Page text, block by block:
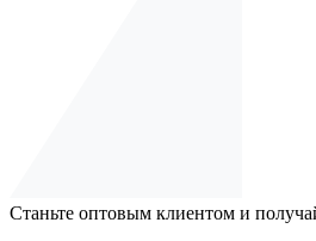
Станьте оптовым клиентом и